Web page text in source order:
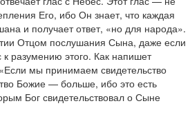
Его, ибо Он знает, что каждая
и получает ответ, «но для народа».
Отцом послушания Сына, даже если
разумению этого. Как напишет
мы принимаем свидетельство
Божие — больше, ибо это есть
Бог свидетельствовал о Сыне